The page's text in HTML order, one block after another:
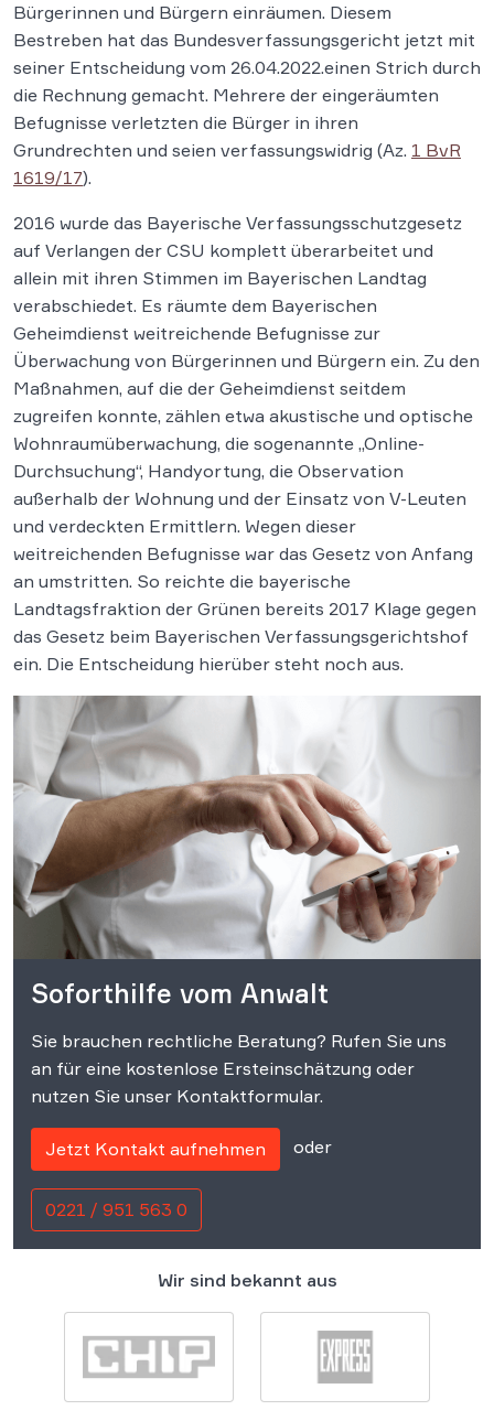
Bürgerinnen und Bürgern einräumen. Diesem
Bestreben hat das Bundesverfassungsgericht jetzt mit
seiner Entscheidung vom 26.04.2022.einen Strich durch
die Rechnung gemacht. Mehrere der eingeräumten
Befugnisse verletzten die Bürger in ihren
Grundrechten und seien verfassungswidrig (Az. 1 BvR
1619/17).
2016 wurde das Bayerische Verfassungsschutzgesetz
auf Verlangen der CSU komplett überarbeitet und
allein mit ihren Stimmen im Bayerischen Landtag
verabschiedet. Es räumte dem Bayerischen
Geheimdienst weitreichende Befugnisse zur
Überwachung von Bürgerinnen und Bürgern ein. Zu den
Maßnahmen, auf die der Geheimdienst seitdem
zugreifen konnte, zählen etwa akustische und optische
Wohnraumüberwachung, die sogenannte „Online-
Durchsuchung“, Handyortung, die Observation
außerhalb der Wohnung und der Einsatz von V-Leuten
und verdeckten Ermittlern. Wegen dieser
weitreichenden Befugnisse war das Gesetz von Anfang
an umstritten. So reichte die bayerische
Landtagsfraktion der Grünen bereits 2017 Klage gegen
das Gesetz beim Bayerischen Verfassungsgerichtshof
ein. Die Entscheidung hierüber steht noch aus.
Soforthilfe vom Anwalt
Sie brauchen rechtliche Beratung? Rufen Sie uns
an für eine kostenlose Ersteinschätzung oder
nutzen Sie unser Kontaktformular.
Jetzt Kontakt aufnehmen oder
0221 / 951 563 0
Wir sind bekannt aus